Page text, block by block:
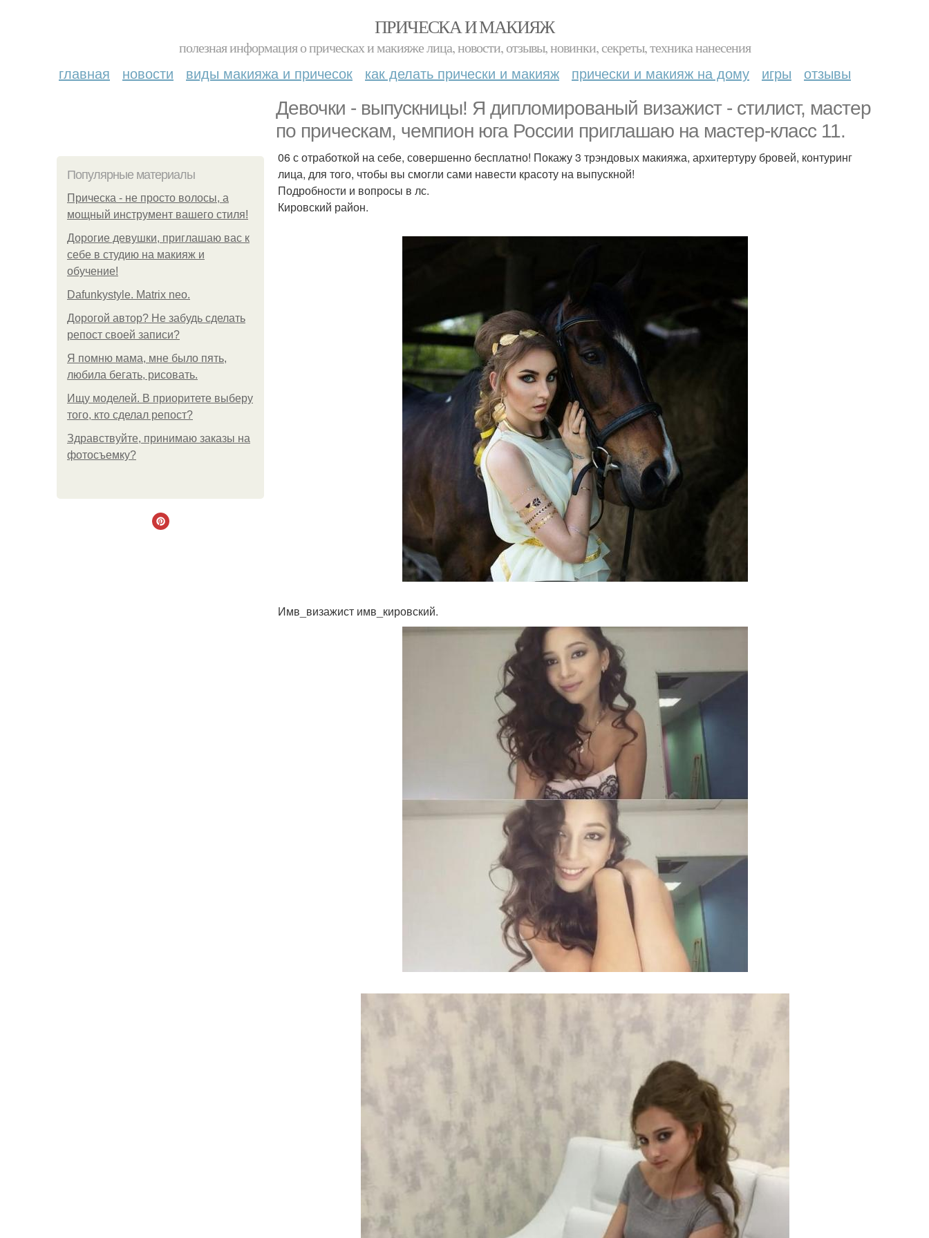
ПРИЧЕСКА И МАКИЯЖ
полезная информация о прическах и макияже лица, новости, отзывы, новинки, секреты, техника нанесения
главная новости виды макияжа и причесок как делать прически и макияж прически и макияж на дому игры отзывы
Девочки - выпускницы! Я дипломированый визажист - стилист, мастер
по прическам, чемпион юга России приглашаю на мастер-класс 11.
Популярные материалы
Прическа - не просто волосы, а
мощный инструмент вашего стиля!
Дорогие девушки, приглашаю вас к
себе в студию на макияж и
обучение!
Dafunkystyle. Matrix neo.
Дорогой автор? Не забудь сделать
репост своей записи?
Я помню мама, мне было пять,
любила бегать, рисовать.
Ищу моделей. В приоритете выберу
того, кто сделал репост?
Здравствуйте, принимаю заказы на
фотосъемку?
06 с отработкой на себе, совершенно бесплатно! Покажу 3 трэндовых макияжа, архитертуру бровей, контуринг
лица, для того, чтобы вы смогли сами навести красоту на выпускной!
Подробности и вопросы в лс.
Кировский район.
Имв_визажист имв_кировский.